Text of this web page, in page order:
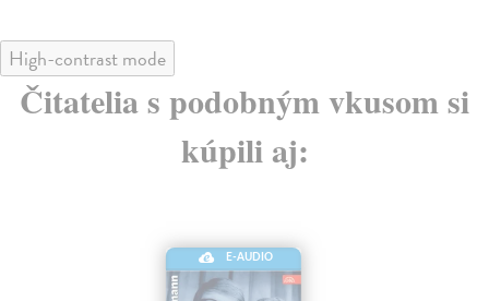
High-contrast mode
Čitatelia s podobným vkusom si
kúpili aj:
E-AUDIO